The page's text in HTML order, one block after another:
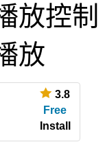
放控制
放
3.8
Free
Install